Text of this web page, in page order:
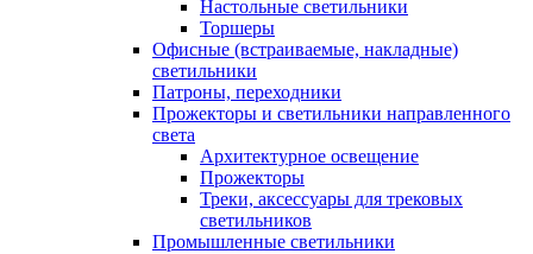
Настольные светильники
Торшеры
Офисные (встраиваемые, накладные)
светильники
Патроны, переходники
Прожекторы и светильники направленного
света
Архитектурное освещение
Прожекторы
Треки, аксессуары для трековых
светильников
Промышленные светильники